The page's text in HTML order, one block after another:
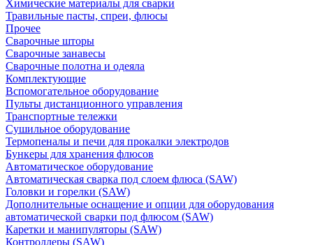
Химические материалы для сварки
Травильные пасты, спреи, флюсы
Прочее
Сварочные шторы
Сварочные занавесы
Сварочные полотна и одеяла
Комплектующие
Вспомогательное оборудование
Пульты дистанционного управления
Транспортные тележки
Сушильное оборудование
Термопеналы и печи для прокалки электродов
Бункеры для хранения флюсов
Автоматическое оборудование
Автоматическая сварка под слоем флюса (SAW)
Головки и горелки (SAW)
Дополнительные оснащение и опции для оборудования
автоматической сварки под флюсом (SAW)
Каретки и манипуляторы (SAW)
Контроллеры (SAW)